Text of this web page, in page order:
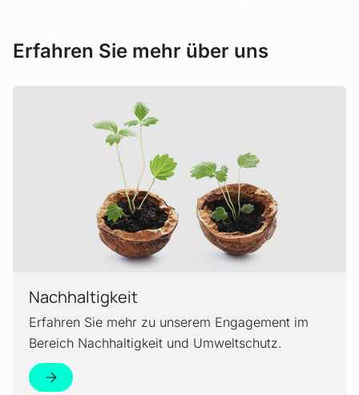
Erfahren Sie mehr über uns
Nachhaltigkeit
Erfahren Sie mehr zu unserem Engagement im
Bereich Nachhaltigkeit und Umweltschutz.